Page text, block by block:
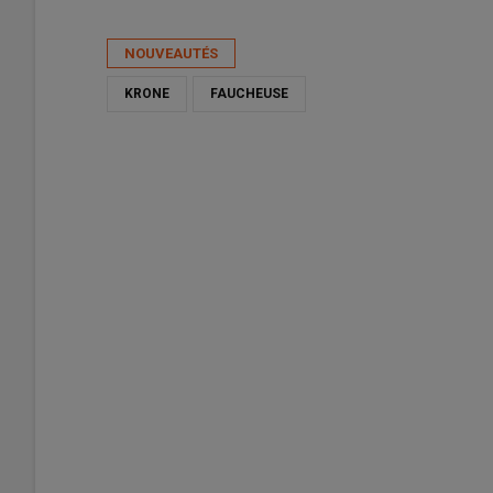
NOUVEAUTÉS
KRONE FAUCHEUSE